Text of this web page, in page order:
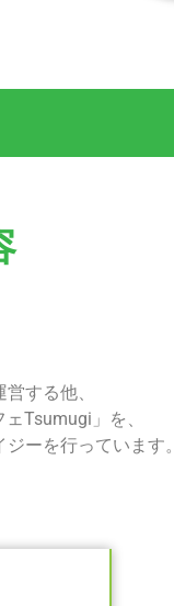
する他、
Tsumugi」を、
ーを行っています。